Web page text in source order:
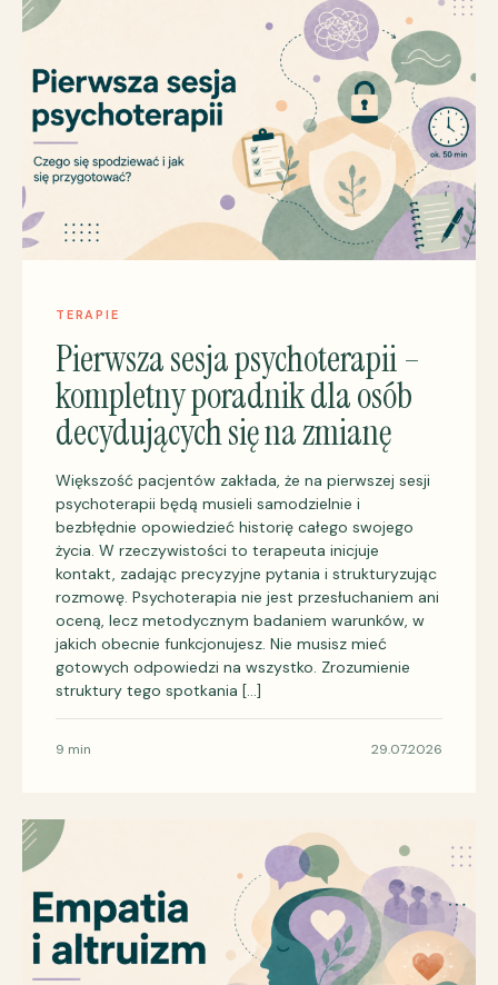
TERAPIE
Pierwsza sesja psychoterapii –
kompletny poradnik dla osób
decydujących się na zmianę
Większość pacjentów zakłada, że na pierwszej sesji
psychoterapii będą musieli samodzielnie i
bezbłędnie opowiedzieć historię całego swojego
życia. W rzeczywistości to terapeuta inicjuje
kontakt, zadając precyzyjne pytania i strukturyzując
rozmowę. Psychoterapia nie jest przesłuchaniem ani
oceną, lecz metodycznym badaniem warunków, w
jakich obecnie funkcjonujesz. Nie musisz mieć
gotowych odpowiedzi na wszystko. Zrozumienie
struktury tego spotkania […]
9 min 29.07.2026